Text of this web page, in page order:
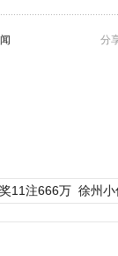
分
11注666万 徐州